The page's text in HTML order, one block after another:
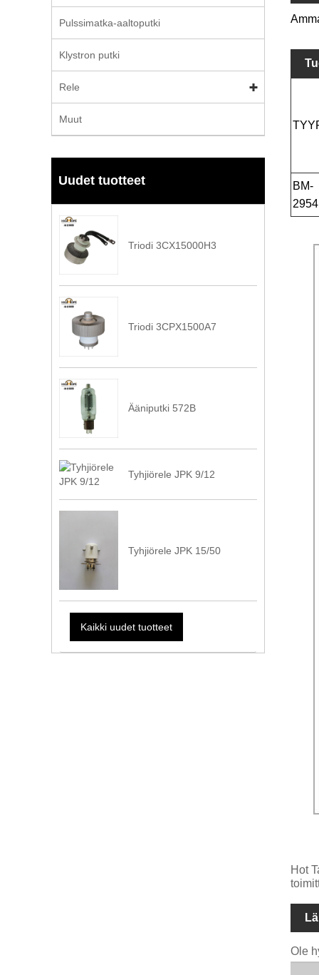
Pulssimatka-aaltoputki
Klystron putki
Rele
Muut
Uudet tuotteet
Triodi 3CX15000H3
Triodi 3CPX1500A7
Ääniputki 572B
Tyhjiörele JPK 9/12
Tyhjiörele JPK 15/50
Kaikki uudet tuotteet
BM-
2954
Hot
Ole